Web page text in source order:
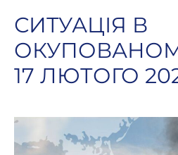
СИТУАЦІЯ В
17 ЛЮТОГО